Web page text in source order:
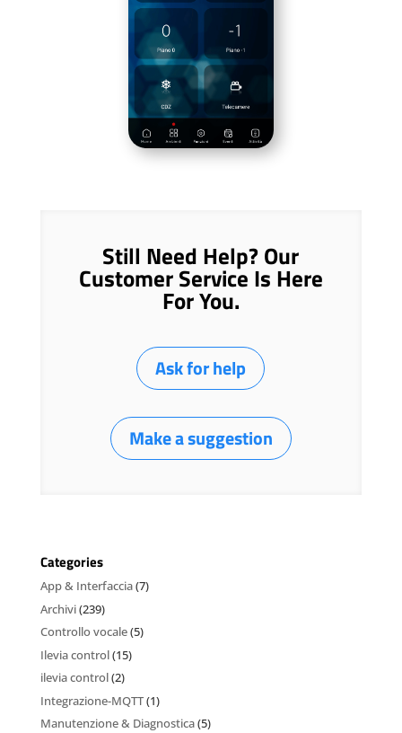
Still Need Help? Our
Customer Service Is Here
For You.
Ask for help
Make a suggestion
Categories
App & Interfaccia(7)
Archivi(239)
Controllo vocale(5)
Ilevia control(15)
ilevia control(2)
Integrazione-MQTT(1)
Manutenzione & Diagnostica(5)